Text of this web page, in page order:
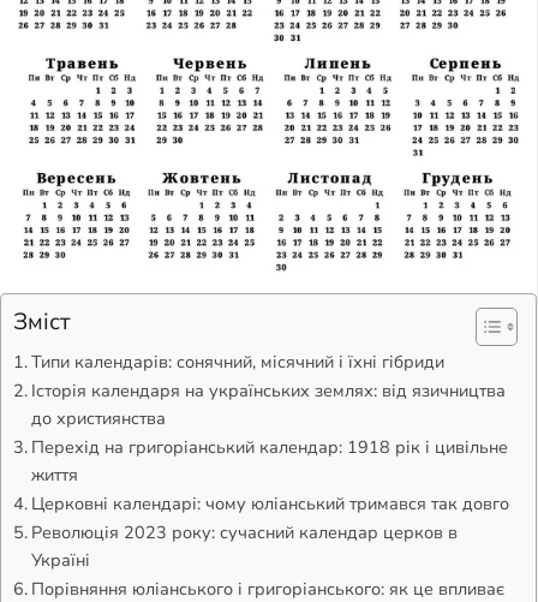
Зміст
Типи календарів: сонячний, місячний і їхні гібриди
Історія календаря на українських землях: від язичництва
до християнства
Перехід на григоріанський календар: 1918 рік і цивільне
життя
Церковні календарі: чому юліанський тримався так довго
Революція 2023 року: сучасний календар церков в
Україні
Порівняння юліанського і григоріанського: як це впливає